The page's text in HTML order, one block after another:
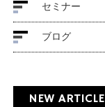
セミナー
ブログ
NEW ARTICLE